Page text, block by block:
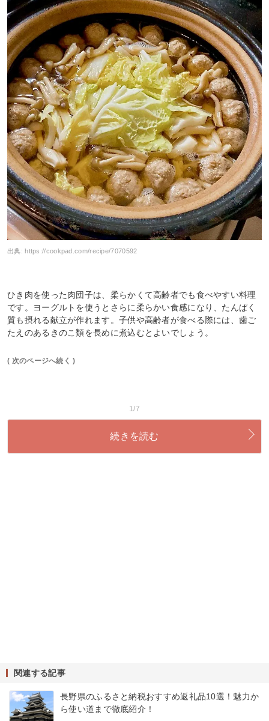
出典:https://cookpad.com/recipe/7070592
ひき肉を使った肉団子は、柔らかくて高齢者でも食べやすい料理
です。ヨーグルトを使うとさらに柔らかい食感になり、たんぱく
質も摂れる献立が作れます。子供や高齢者が食べる際には、歯ご
たえのあるきのこ類を長めに煮込むとよいでしょう。
( 次のページへ続く )
1/7
続きを読む
関連する記事
長野県のふるさと納税おすすめ返礼品10選！魅力か
ら使い道まで徹底紹介！